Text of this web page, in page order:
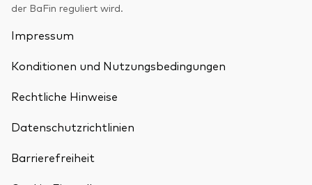
der BaFin reguliert wird.
Impressum
Konditionen und Nutzungsbedingungen
Rechtliche Hinweise
Datenschutzrichtlinien
Barrierefreiheit